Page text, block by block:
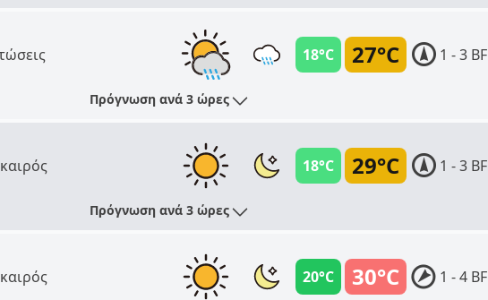
27°C
18°C 1 - 3 BF
Πρόγνωση ανά 3 ώρες
29°C
18°C 1 - 3 BF
Πρόγνωση ανά 3 ώρες
30°C
20°C 1 - 4 BF